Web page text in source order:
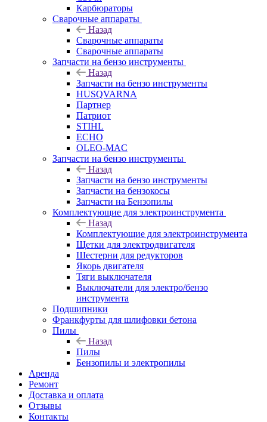
Карбюраторы
Сварочные аппараты
Назад
Сварочные аппараты
Сварочные аппараты
Запчасти на бензо инструменты
Назад
Запчасти на бензо инструменты
HUSQVARNA
Партнер
Патриот
STIHL
ECHO
OLEO-MAC
Запчасти на бензо инструменты
Назад
Запчасти на бензо инструменты
Запчасти на бензокосы
Запчасти на Бензопилы
Комплектующие для электроинструмента
Назад
Комплектующие для электроинструмента
Щетки для электродвигателя
Шестерни для редукторов
Якорь двигателя
Тяги выключателя
Выключатели для электро/бензо
инструмента
Подшипники
Франкфурты для шлифовки бетона
Пилы
Назад
Пилы
Бензопилы и электропилы
Аренда
Ремонт
Доставка и оплата
Отзывы
Контакты